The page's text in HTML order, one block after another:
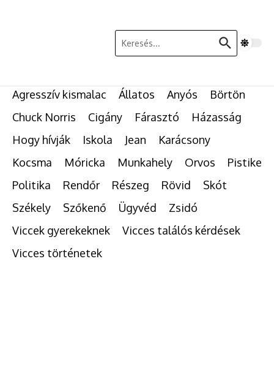
Keresés:
Agresszív kismalac Állatos Anyós
Börtön
Chuck Norris
Cigány Fárasztó
Házasság
Hogy hívják
Iskola Jean
Karácsony
Kocsma
Móricka Munkahely Orvos
Pistike
Politika
Rendőr Részeg Rövid
Skót
Székely
Szőkenő Ügyvéd
Zsidó
Viccek gyerekeknek
Vicces találós kérdések
Vicces történetek